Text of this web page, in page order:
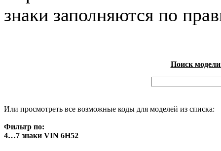
знаки заполняются по
Поиск
Или просмотреть все возможные коды для моделей из списка:
Фильтр по:
4…7 знаки VIN 6H52